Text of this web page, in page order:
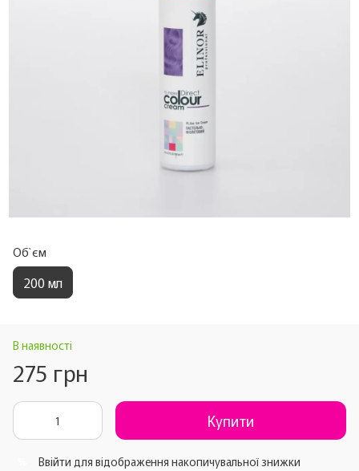
Об`єм
200 мл
В наявності
275 грн
Купити
Ввійти для відображення накопичувальної знижки